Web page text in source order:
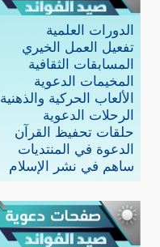
الدورات العلمية
تفعيل العمل الخيري
المسابقات الثقافية
المخيمات الدعوية
الألعاب الحركية والذهنية
الرحلات الدعوية
حلقات تحفيظ القرآن
الدعوة في المنتديات
ساهم في نشر الإسلام